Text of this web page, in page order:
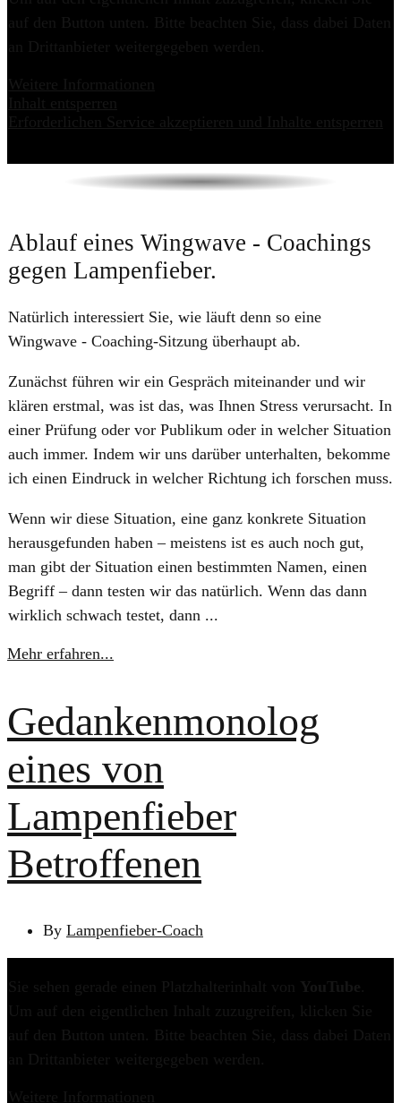
Ablauf eines Wingwave - Coachings
gegen Lampenfieber.
Natürlich interessiert Sie, wie läuft denn so eine
Wingwave - Coaching-Sitzung überhaupt ab.
Zunächst führen wir ein Gespräch miteinander und wir
klären erstmal, was ist das, was Ihnen Stress verursacht. In
einer Prüfung oder vor Publikum oder in welcher Situation
auch immer. Indem wir uns darüber unterhalten, bekomme
ich einen Eindruck in welcher Richtung ich forschen muss.
Wenn wir diese Situation, eine ganz konkrete Situation
herausgefunden haben – meistens ist es auch noch gut,
man gibt der Situation einen bestimmten Namen, einen
Begriff – dann testen wir das natürlich. Wenn das dann
wirklich schwach testet, dann ...
Mehr erfahren...
Gedankenmonolog
eines von
Lampenfieber
Betroffenen
By Lampenfieber-Coach